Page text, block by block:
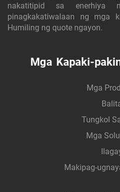
nakatitipid sa enerhiya
pinagkakatiwalaan ng mga
Humiling ng quote ngayon.
Mga Kapaki-
Mga
Tungkol
Mga
Makipag-